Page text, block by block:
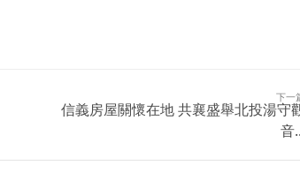
下一
信義房屋關懷在地 共襄盛舉北投湯守
音